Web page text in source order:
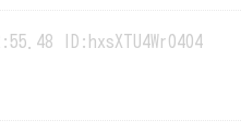
ID:hxsXTU4Wr0404